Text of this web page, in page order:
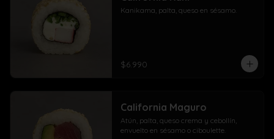
Kanikama, palta, queso en sésamo.
$6.990
California Maguro
Atún, palta, queso crema y cebollín,
envuelto en sésamo o ciboulette.